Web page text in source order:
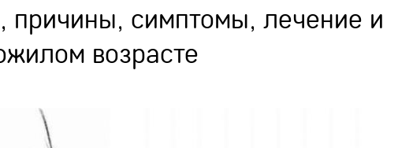
причины, симптомы, лечение и
возрасте